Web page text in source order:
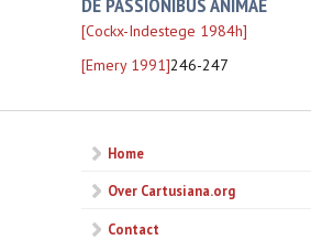
[Cockx-Indestege 1984h]
[Emery 1991]246-247
Home
Over Cartusiana.org
Contact